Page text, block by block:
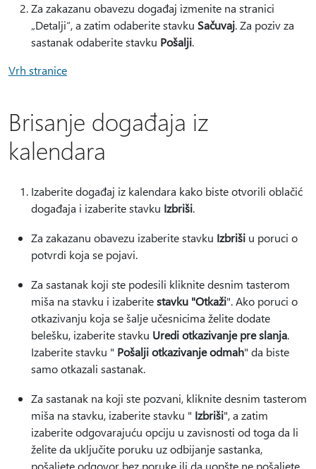
Za zakazanu obavezu događaj izmenite na stranici
„Detalji“, a zatim odaberite stavku Sačuvaj. Za poziv za
sastanak odaberite stavku Pošalji.
Vrh stranice
Brisanje događaja iz
kalendara
Izaberite događaj iz kalendara kako biste otvorili oblačić
događaja i izaberite stavku Izbriši.
Za zakazanu obavezu izaberite stavku Izbriši u poruci o
potvrdi koja se pojavi.
Za sastanak koji ste podesili kliknite desnim tasterom
miša na stavku i izaberitestavku "Otkaži". Ako poruci o
otkazivanju koja se šalje učesnicima želite dodate
belešku, izaberite stavku Uredi otkazivanje pre slanja.
Izaberite stavku " Pošalji otkazivanje odmah" da biste
samo otkazali sastanak.
Za sastanak na koji ste pozvani, kliknite desnim tasterom
miša na stavku, izaberite stavku " Izbriši", a zatim
izaberite odgovarajuću opciju u zavisnosti od toga da li
želite da uključite poruku uz odbijanje sastanka,
pošaljete odgovor bez poruke ili da uopšte ne pošaljete